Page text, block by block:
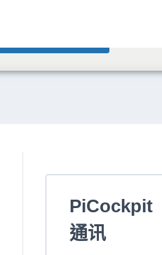
PiCockpit
通讯